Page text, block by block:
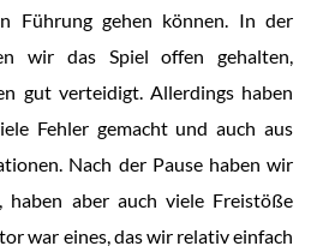
Führung gehen können. In der
wir das Spiel offen gehalten,
gut verteidigt. Allerdings haben
Fehler gemacht und auch aus
Nach der Pause haben wir
haben aber auch viele Freistöße
war eines, das wir relativ einfach